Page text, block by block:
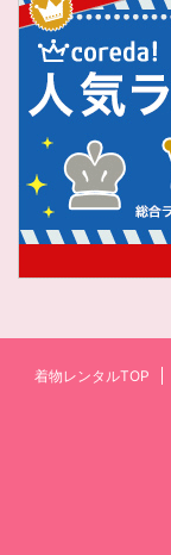
着物レンタルTOP